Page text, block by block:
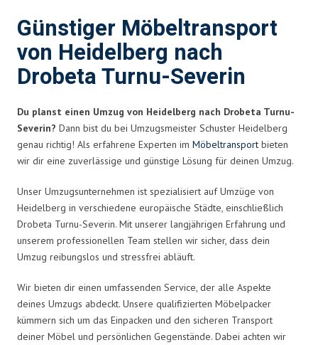
Günstiger Möbeltransport
von Heidelberg nach
Drobeta Turnu-Severin
Du planst einen Umzug von Heidelberg nach Drobeta Turnu-
Severin? Dann bist du bei Umzugsmeister Schuster Heidelberg
genau richtig! Als erfahrene Experten im Möbeltransport bieten
wir dir eine zuverlässige und günstige Lösung für deinen Umzug.
Unser Umzugsunternehmen ist spezialisiert auf Umzüge von
Heidelberg in verschiedene europäische Städte, einschließlich
Drobeta Turnu-Severin. Mit unserer langjährigen Erfahrung und
unserem professionellen Team stellen wir sicher, dass dein
Umzug reibungslos und stressfrei abläuft.
Wir bieten dir einen umfassenden Service, der alle Aspekte
deines Umzugs abdeckt. Unsere qualifizierten Möbelpacker
kümmern sich um das Einpacken und den sicheren Transport
deiner Möbel und persönlichen Gegenstände. Dabei achten wir